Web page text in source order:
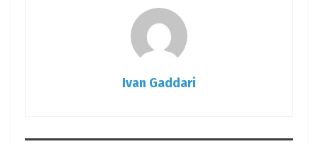
Ivan Gaddari